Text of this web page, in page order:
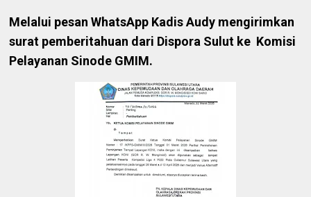
Melalui pesan WhatsApp Kadis Audy mengirimkan
surat pemberitahuan dari Dispora Sulut ke Komisi
Pelayanan Sinode GMIM.